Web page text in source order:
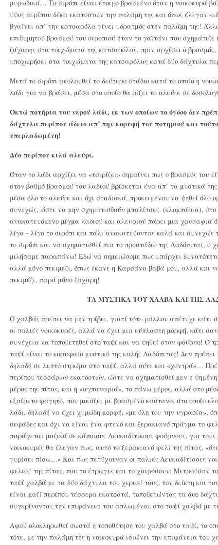
μυρωδικά… Το σιρόπι είναι έτοιμο βρασμένο όταν η νοικοκυρά
ύψος περίπου δέκα εκατοστών την παλάμη της και όπως έλεγαν
βγαίνει απ’ την κατσαρόλα γίνει υδρατμός στην παλάμη της!
επιθυμητού βρασμού του σιροπιού ήταν το γαϊτάνι που
ζάχαρης στα τοιχώματα της κατσαρόλας, πριν αρχίσει ο
υποχωρήσει στα τοιχώματα της κατσαρόλας κατά δύο δάχτυλα
Μετά το σιρόπι ακολουθεί το δεύτερο στάδιο κατά το οποίο η
λάδι για να βράσει, μέσα στο οποίο θα ρίξει το αλεύρι σε
Οκτώ ποτήρια του νερού λάδι, εκ των οποίων το όγδοο δεν
δάχτυλα περίπου άδειο απ’ την κορυφή του ποτηριού και
υπερλαδωμένη!
Δύο περίπου κιλά αλεύρι.
Όταν το λάδι αρχίζει να «τσιρίζει» σημαίνει πως ο βρασμός του
στον βαθμό βρασμού του λαδιού βρίσκεται ένα απ’ τα μυστικά
μέσα όλο το αλεύρι και όχι σταδιακά, προκειμένου να ψηθεί όλο
συνεχώς, ώστε να μην σχηματισθούν μπαλίτσες, (κλομπάρια),
ανακατευόμενο μίγμα λαδιού και αλευριού πάρει μια χρυσαφιά
λίγο – λίγο το σιρόπι και πάλι ανακατεύοντας καλά και συνεχώς
το σιρόπι και να σχηματισθεί πια το προστάδιο της Λαδόπιτας, ο
μιλήσαμε παραπάνω! Εδώ να σημειώσομε πως υπάρχει
αλλά μόνο πεκιμέζι, όπως έκανε η Καρσάνα βαβά μου, αλλά και
πεκιμέζι, παρά μόνο ζάχαρη!
ΤΑ ΜΥΣΤΙΚΑ ΤΟΥ ΧΑΛΒΑ ΚΑΙ ΤΗΣ
Ο χαλβάς πρέπει να μην τρίβει, γιατί τότε μάλλον απέτυχε κάτι
οι παλιές νοικοκυρές, αλλά να έχει μια εύπλαστη μορφή, κάτι
συνέχεια να τοποθετηθεί στο ταψί και να ψηθεί στον φούρνο! Ο
ταψί είναι το κορυφαίο μυστικό της καλής Λαδόπιτας! Δεν
δηλαδή σε λεπτό στρώμα στο ταψί, αλλά ούτε και «χοντρά»…
περίπου τεσσάρων εκατοστών, ώστε να σχηματισθεί μεν η
μέρος της πίτας, και η «αγπαναριά», το πάνω μέρος, αλλά στο
εξαίρετο φαγητό, που μοιάζει με βρασμένο κάστανο, στο οποίο
λάδι, δηλαδή να έχει χυμώδη μορφή, «με όλη του την υγρασία»,
σεφάδες και όχι να είναι ένα φτενό και ξερακιανό πράγμα το
παράγεται μαζικά σε κάποιους Λευκαδίτικους φούρνους, για τους
νοικοκυρές θα έλεγαν πως, αυτό το ξερακιανό φελί της πίτας,
γυρίσει πίσω…» Και πως πετύχαιναν οι παλιές Λευκαδίτισσες
φελιού της πίτας, που το έτρωγες και το χαιρόσουν; Μετρούσαν
ταψί χαλβά με τα δύο δάχτυλα του χεριού τους, τον δείκτη και
είναι μαζί περίπου τέσσερα εκατοστά, τοποθετώντας τα δυο
συγκρίνοντας την επιφάνεια του απλωμένου στο ταψί χαλβά με
Αφού ολοκληρωθεί σωστά η τοποθέτηση του χαλβά στο ταψί, το
τότε, με την παλάμη της η νοικοκυρά ισιώνει την επιφάνεια του